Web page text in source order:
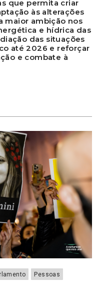
que permita criar
às alterações
maior ambição nos
e hídrica das
das situações
até 2026 e reforçar
e combate à
Pessoas